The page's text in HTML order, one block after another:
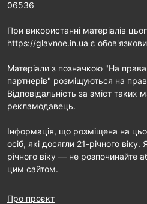
06536
При використанні матеріалів
https://glavnoe.in.ua є
Матеріали з позначкою "На
партнерів" розміщуються на
Відповідальність за зміст таких
рекламодавець.
Інформація, що розміщена на
осіб, які досягли 21-річного
річного віку — не розпочинайте
цим сайтом.
Про проєкт